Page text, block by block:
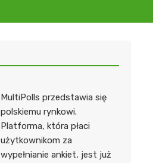
MultiPolls przedstawia się
polskiemu rynkowi.
Platforma, która płaci
użytkownikom za
wypełnianie ankiet, jest już